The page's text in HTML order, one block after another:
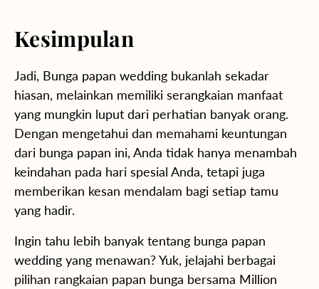
Kesimpulan
Jadi, Bunga papan wedding bukanlah sekadar
hiasan, melainkan memiliki serangkaian manfaat
yang mungkin luput dari perhatian banyak orang.
Dengan mengetahui dan memahami keuntungan
dari bunga papan ini, Anda tidak hanya menambah
keindahan pada hari spesial Anda, tetapi juga
memberikan kesan mendalam bagi setiap tamu
yang hadir.
Ingin tahu lebih banyak tentang bunga papan
wedding yang menawan? Yuk, jelajahi berbagai
pilihan rangkaian papan bunga bersama Million